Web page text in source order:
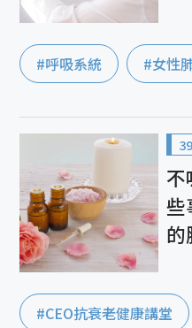
#呼吸系統 #女性
不
些
的
#CEO抗衰老健康講堂